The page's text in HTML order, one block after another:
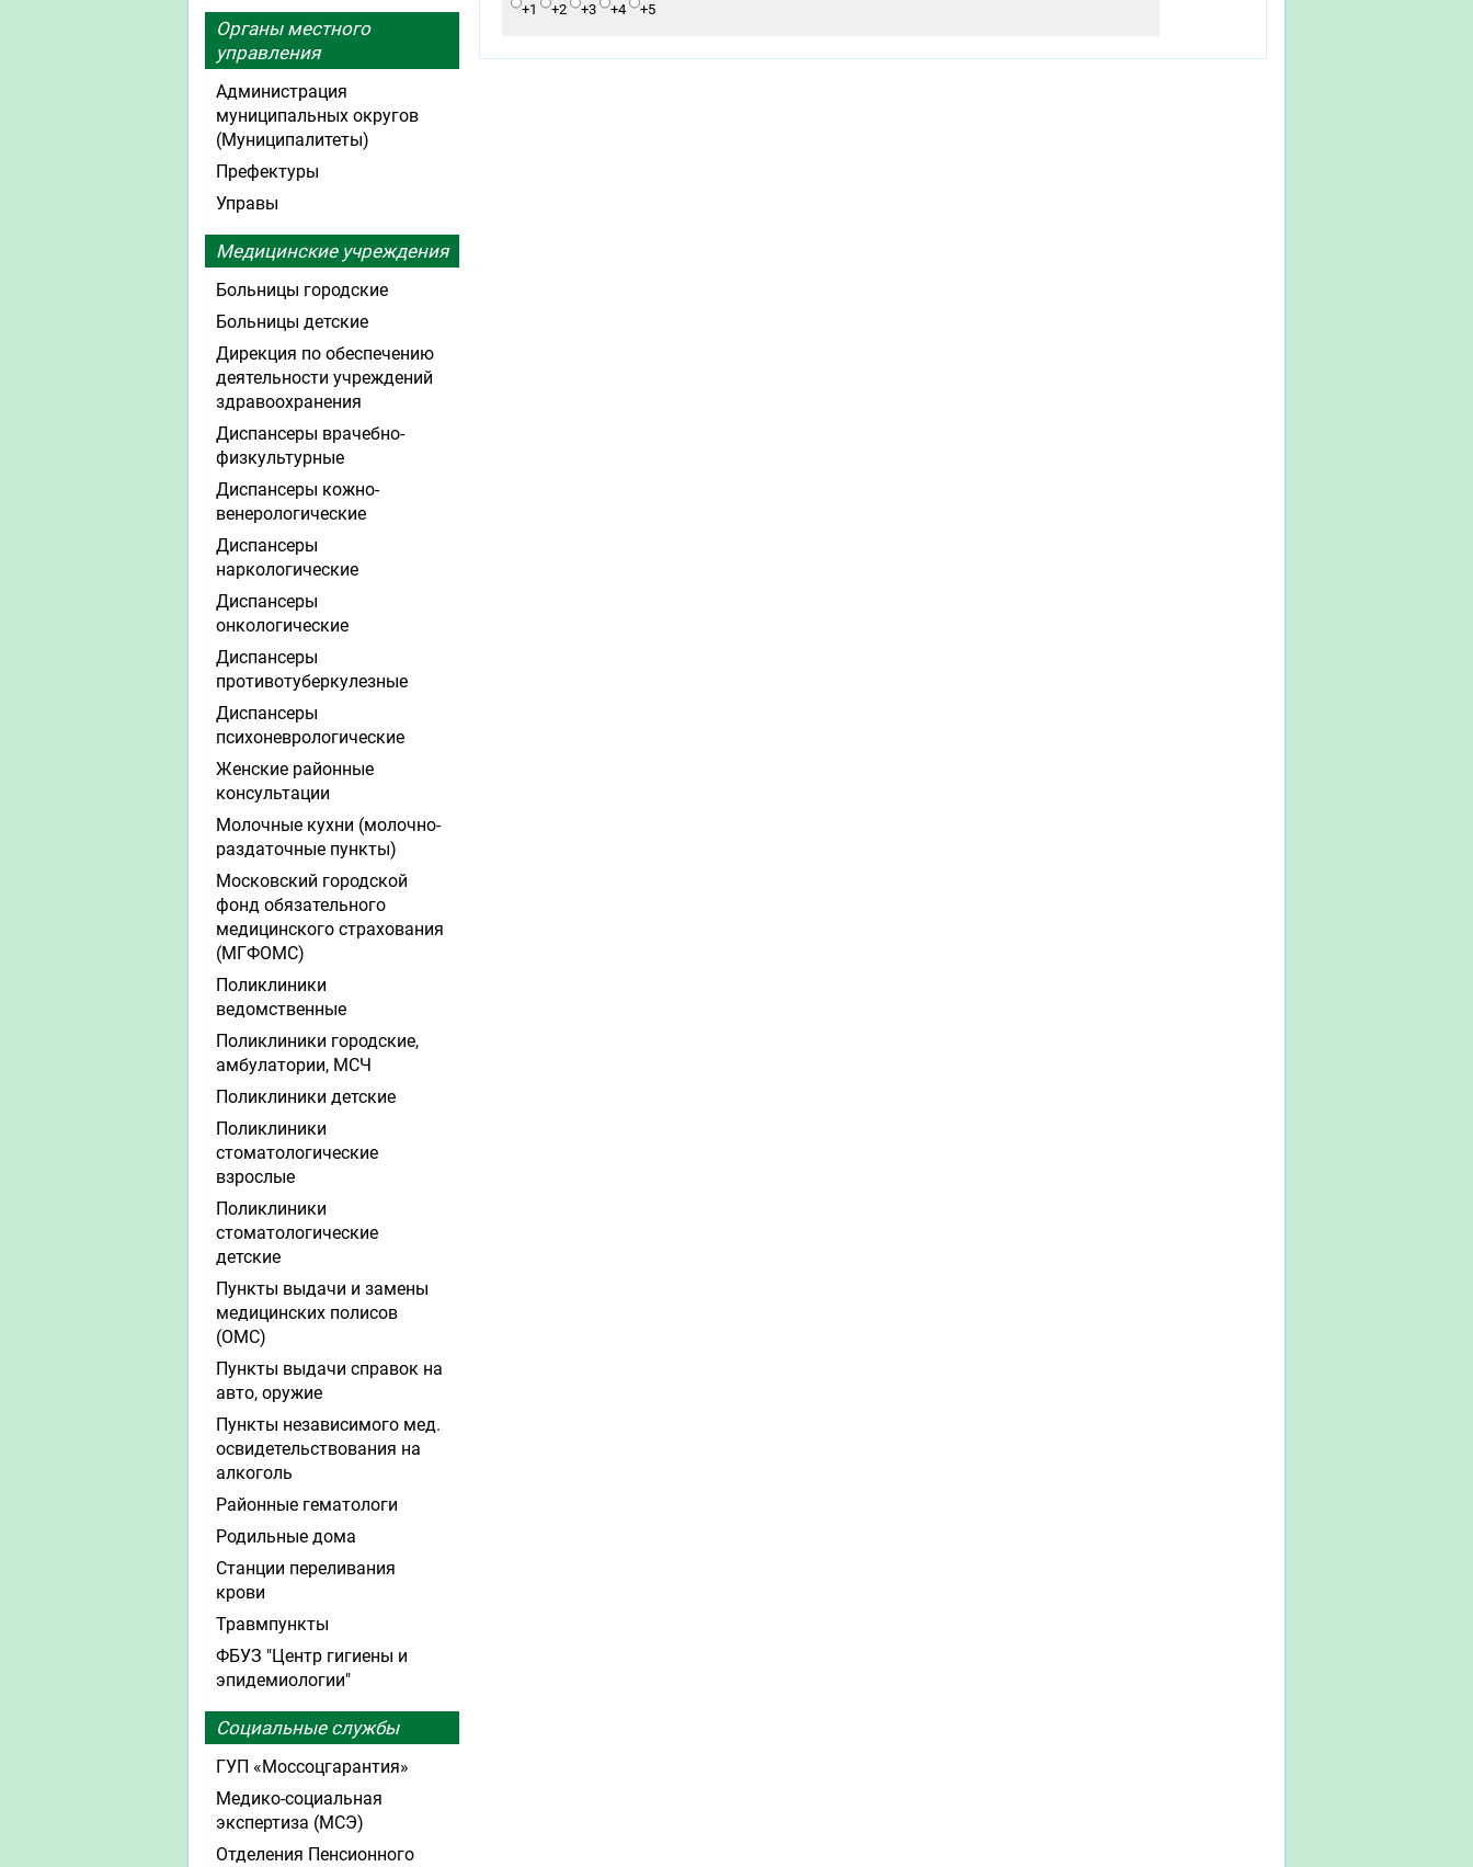
+1 +2 +3 +4 +5
Органы местного
управления
Администрация
муниципальных округов
(Муниципалитеты)
Префектуры
Управы
Медицинские учреждения
Больницы городские
Больницы детские
Дирекция по обеспечению
деятельности учреждений
здравоохранения
Диспансеры врачебно-
физкультурные
Диспансеры кожно-
венерологические
Диспансеры
наркологические
Диспансеры
онкологические
Диспансеры
противотуберкулезные
Диспансеры
психоневрологические
Женские районные
консультации
Молочные кухни (молочно-
раздаточные пункты)
Московский городской
фонд обязательного
медицинского страхования
(МГФОМС)
Поликлиники
ведомственные
Поликлиники городские,
амбулатории, МСЧ
Поликлиники детские
Поликлиники
стоматологические
взрослые
Поликлиники
стоматологические
детские
Пункты выдачи и замены
медицинских полисов
(ОМС)
Пункты выдачи справок на
авто, оружие
Пункты независимого мед.
освидетельствования на
алкоголь
Районные гематологи
Родильные дома
Станции переливания
крови
Травмпункты
ФБУЗ "Центр гигиены и
эпидемиологии"
Социальные службы
ГУП «Моссоцгарантия»
Медико-социальная
экспертиза (МСЭ)
Отделения Пенсионного